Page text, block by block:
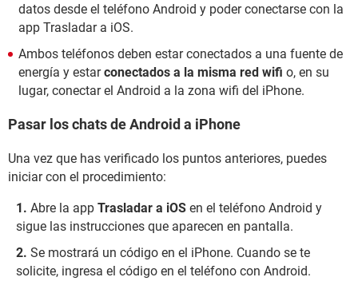
datos desde el teléfono Android y poder conectarse con la
app Trasladar a iOS.
Ambos teléfonos deben estar conectados a una fuente de
energía y estarconectados a la misma red wifi o, en su
lugar, conectar el Android a la zona wifi del iPhone.
Pasar los chats de Android a iPhone
Una vez que has verificado los puntos anteriores, puedes
iniciar con el procedimiento:
Abre la app Trasladar a iOS en el teléfono Android y
sigue las instrucciones que aparecen en pantalla.
Se mostrará un código en el iPhone. Cuando se te
solicite, ingresa el código en el teléfono con Android.